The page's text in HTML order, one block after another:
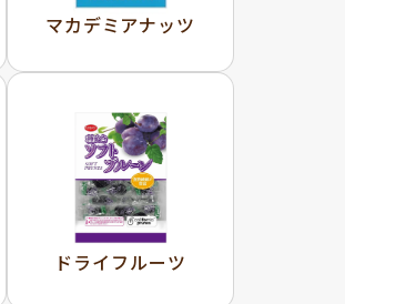
マカデミアナッツ
ドライフルーツ